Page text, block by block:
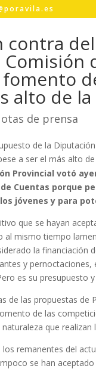
contra
alto de
de prensa
Provincial votó
Cuentas porque
jóvenes y para
que se hayan
al mismo tiempo
la financiación
y
es su presupuesto
de las propuestas
de las
que
remanentes del
se han